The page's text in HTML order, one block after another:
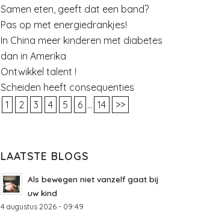
Samen eten, geeft dat een band?
Pas op met energiedrankjes!
In China meer kinderen met diabetes
dan in Amerika
Ontwikkel talent !
Scheiden heeft consequenties
1
2 3 4 5 6 ... 14 >>
LAATSTE BLOGS
Als bewegen niet vanzelf gaat bij
uw kind
4 augustus 2026 - 09:49